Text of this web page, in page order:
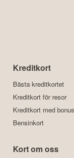
Kreditkort
Bästa kreditkortet
Kreditkort för resor
Kreditkort med bonus
Bensinkort
Kort om oss